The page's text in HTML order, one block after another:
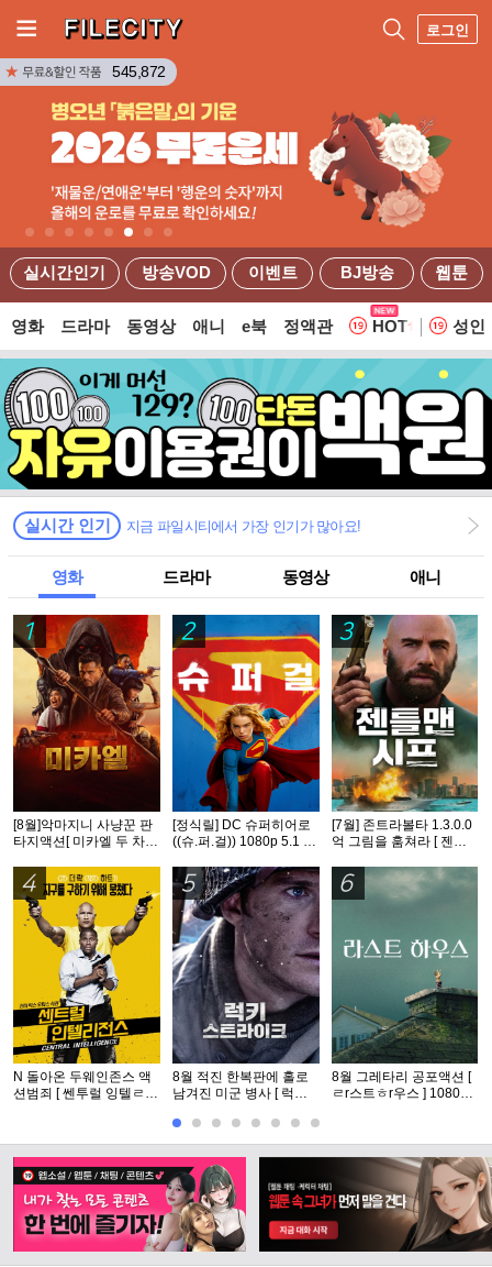
로그인
실시간인기 방송VOD 이벤트 BJ방송 웹툰
545,872
영화 드라마 동영상 애니 e북 정액관 HOT 웹
성인
실시간 인기 지금 파일시티에서 가장 인기가 많아요!
영화 드라마 동영상 애니
1
[8월]악마지니 사냥꾼 판
타지액션[ 미카엘 두 차원
2
[정식릴] DC 슈퍼히어로
((슈.퍼.걸)) 1080p 5.1 공
3
[7월] 존트라볼타 1.3.0.0
억 그림을 훔쳐라 [ 젠틀
4
N 돌아온 두웨인존스 액
션범죄 [ 쎈투럴 잉텔ㄹ1
5
8월 적진 한복판에 홀로
남겨진 미군 병사 [ 럭키
완벽자막
6
8월 그레타리 공포액션 [
ㄹr스트ㅎr우스 ] 1080p